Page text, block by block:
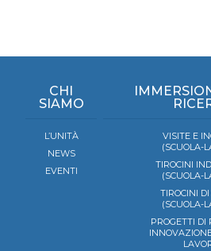
CHI
SIAMO
L’UNITÀ
NEWS
EVENTI
VISITE E
(SCUOLA-
TIROCINI
(SCUOLA-
TIROCINI
(SCUOLA-
PROGETTI DI